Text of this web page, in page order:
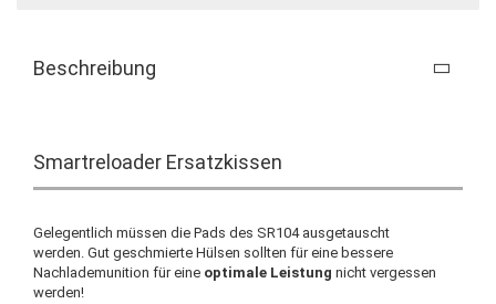
Beschreibung
Smartreloader Ersatzkissen
Gelegentlich müssen die Pads des SR104 ausgetauscht
werden. Gut geschmierte Hülsen sollten für eine bessere
Nachlademunition für eine optimale Leistung nicht vergessen
werden!